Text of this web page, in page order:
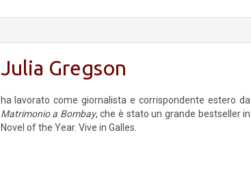
Julia Gregson
ha lavorato come giornalista e corrispondente estero
Matrimonio a Bombay, che è stato un grande bestseller
Novel of the Year. Vive in Galles.